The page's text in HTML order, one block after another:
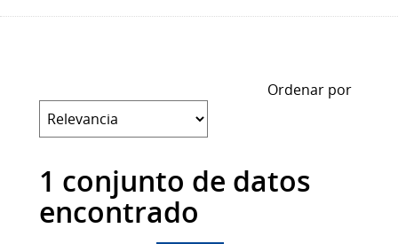
Ordenar por
1 conjunto de datos
encontrado